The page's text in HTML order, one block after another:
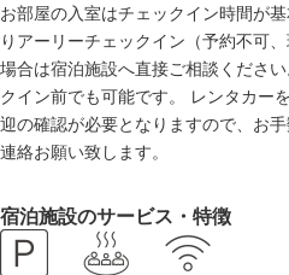
お部屋の入室はチェックイン時間が
りアーリーチェックイン（予約不可
場合は宿泊施設へ直接ご相談くださ
クイン前でも可能です。 レンタカー
迎の確認が必要となりますので、お
連絡お願い致します。
宿泊施設のサービス・特徴